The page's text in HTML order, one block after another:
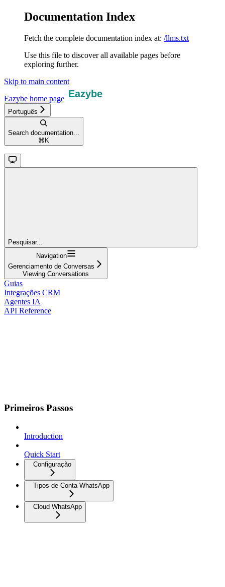
Documentation Index
Fetch the complete documentation index at: /llms.txt
Use this file to discover all available pages before
exploring further.
Skip to main content
Eazybe home page
Português
Search documentation...
⌘ K
Pesquisar...
Navigation
Gerenciamento de Conversas
Viewing Conversations
Guias
Integrações CRM
Agentes IA
API Reference
Primeiros Passos
Introduction
Quick Start
Configuração
Tipos de Conta WhatsApp
Cloud WhatsApp